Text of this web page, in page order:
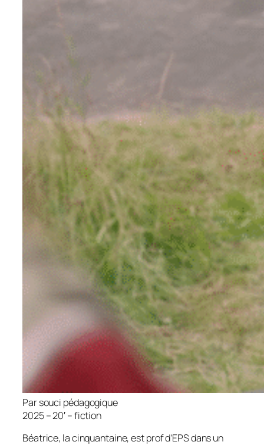
Par souci pédagogique
2025 – 20′ – fiction
Béatrice, la cinquantaine, est prof d’EPS dans un